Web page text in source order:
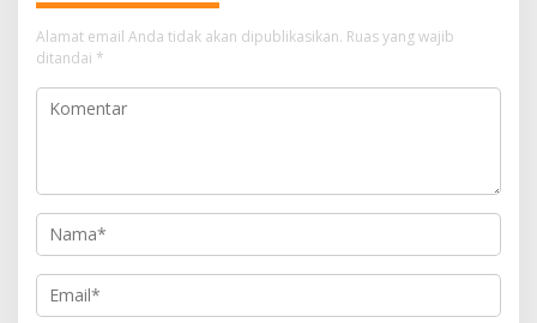
Alamat email Anda tidak akan dipublikasikan. Ruas yang wajib
ditandai *